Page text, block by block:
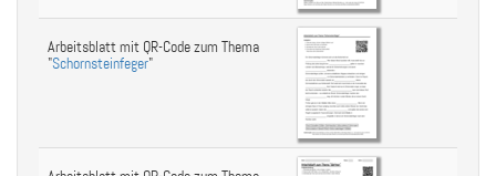
Arbeitsblatt mit QR-Code zum Thema
"Schornsteinfeger"